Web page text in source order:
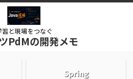
習と現場をつなぐ
PdMの開発メモ
Spring